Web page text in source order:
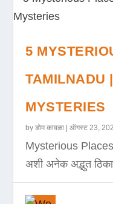
5
TAMILNADU
MYSTERIES
byडोम कावळा |ऑगस्ट 23,
Mysterious Places
अशी अनेक अद्भुत